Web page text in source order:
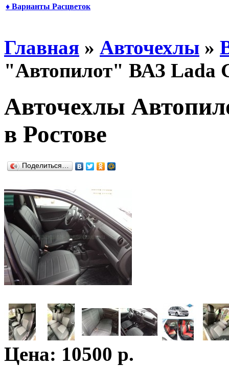
♦ Варианты Расцветок
Главная » Авточехлы »
"Автопилот" ВАЗ Lada
Авточехлы
в Ростове
Поделиться…
Цена: 10500 р.